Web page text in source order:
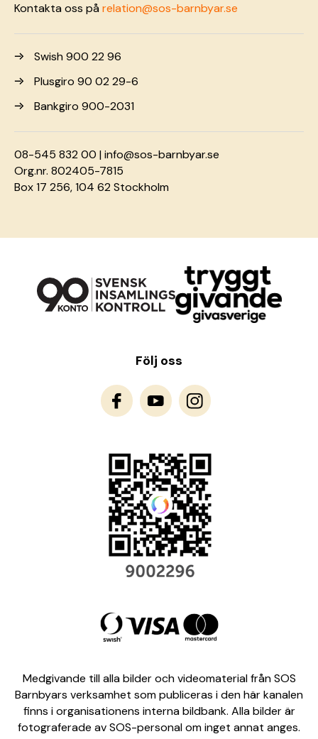
Kontakta oss pårelation@sos-barnbyar.se
Swish 900 22 96
Plusgiro 90 02 29-6
Bankgiro 900-2031
08-545 832 00 |info@sos-barnbyar.se
Org.nr. 802405-7815
Box 17 256, 104 62 Stockholm
Följ oss
Medgivande till alla bilder och videomaterial från SOS
Barnbyars verksamhet som publiceras i den här kanalen
finns i organisationens interna bildbank. Alla bilder är
fotograferade av SOS-personal om inget annat anges.